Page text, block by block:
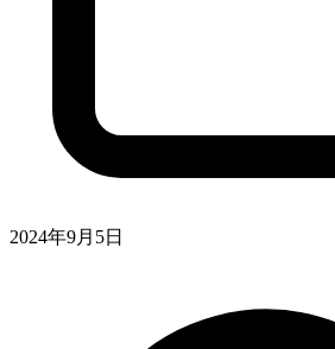
2024年9月5日